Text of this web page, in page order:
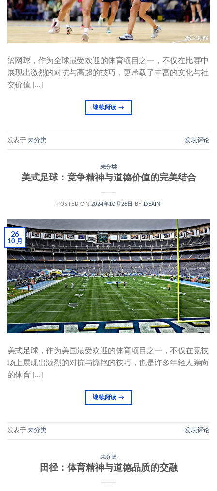
篮网球，作为全球最受欢迎的体育项目之一，不仅在比赛中
展现出激烈的对抗与高超的技巧，更承载了丰富的文化与社
交价值 […]
继续阅读→
发表于 未分类 发表评论
未分类
美式足球：竞争精神与道德价值的完美结合
POSTED ON 2024年10月26日 BY DEXIN
26
10 月
美式足球，作为美国最受欢迎的体育项目之一，不仅在竞技
场上展现出激烈的对抗与惊艳的技巧，也是许多年轻人崇尚
的体育 […]
继续阅读→
发表于 未分类 发表评论
未分类
田径：体育精神与道德品质的交融